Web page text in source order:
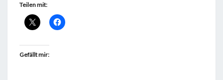
Teilen mit:
Gefällt mir: